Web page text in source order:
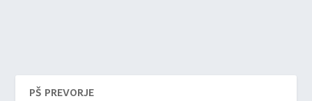
PŠ PREVORJE